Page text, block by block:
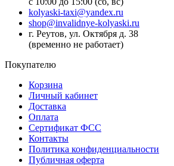
kolyaski-taxi@yandex.ru
shop@invalidnye-kolyaski.ru
г. Реутов, ул. Октября д. 38
(временно не работает)
Покупателю
Корзина
Личный кабинет
Доставка
Оплата
Сертификат ФСС
Контакты
Политика конфиденциальности
Публичная оферта